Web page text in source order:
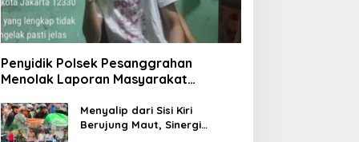
Penyidik Polsek Pesanggrahan
Menolak Laporan Masyarakat
Tramadol, Silahkan Lapor ke Polres
Menyalip dari Sisi Kiri
Berujung Maut, Sinergi